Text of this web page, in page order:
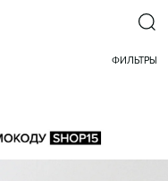
ФИЛЬТРЫ